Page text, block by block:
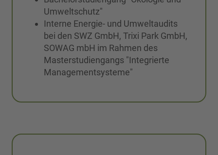
Umweltschutz"
Interne Energie- und Umweltaudits
bei den SWZ GmbH, Trixi Park GmbH,
SOWAG mbH im Rahmen des
Masterstudiengangs "Integrierte
Managementsysteme"